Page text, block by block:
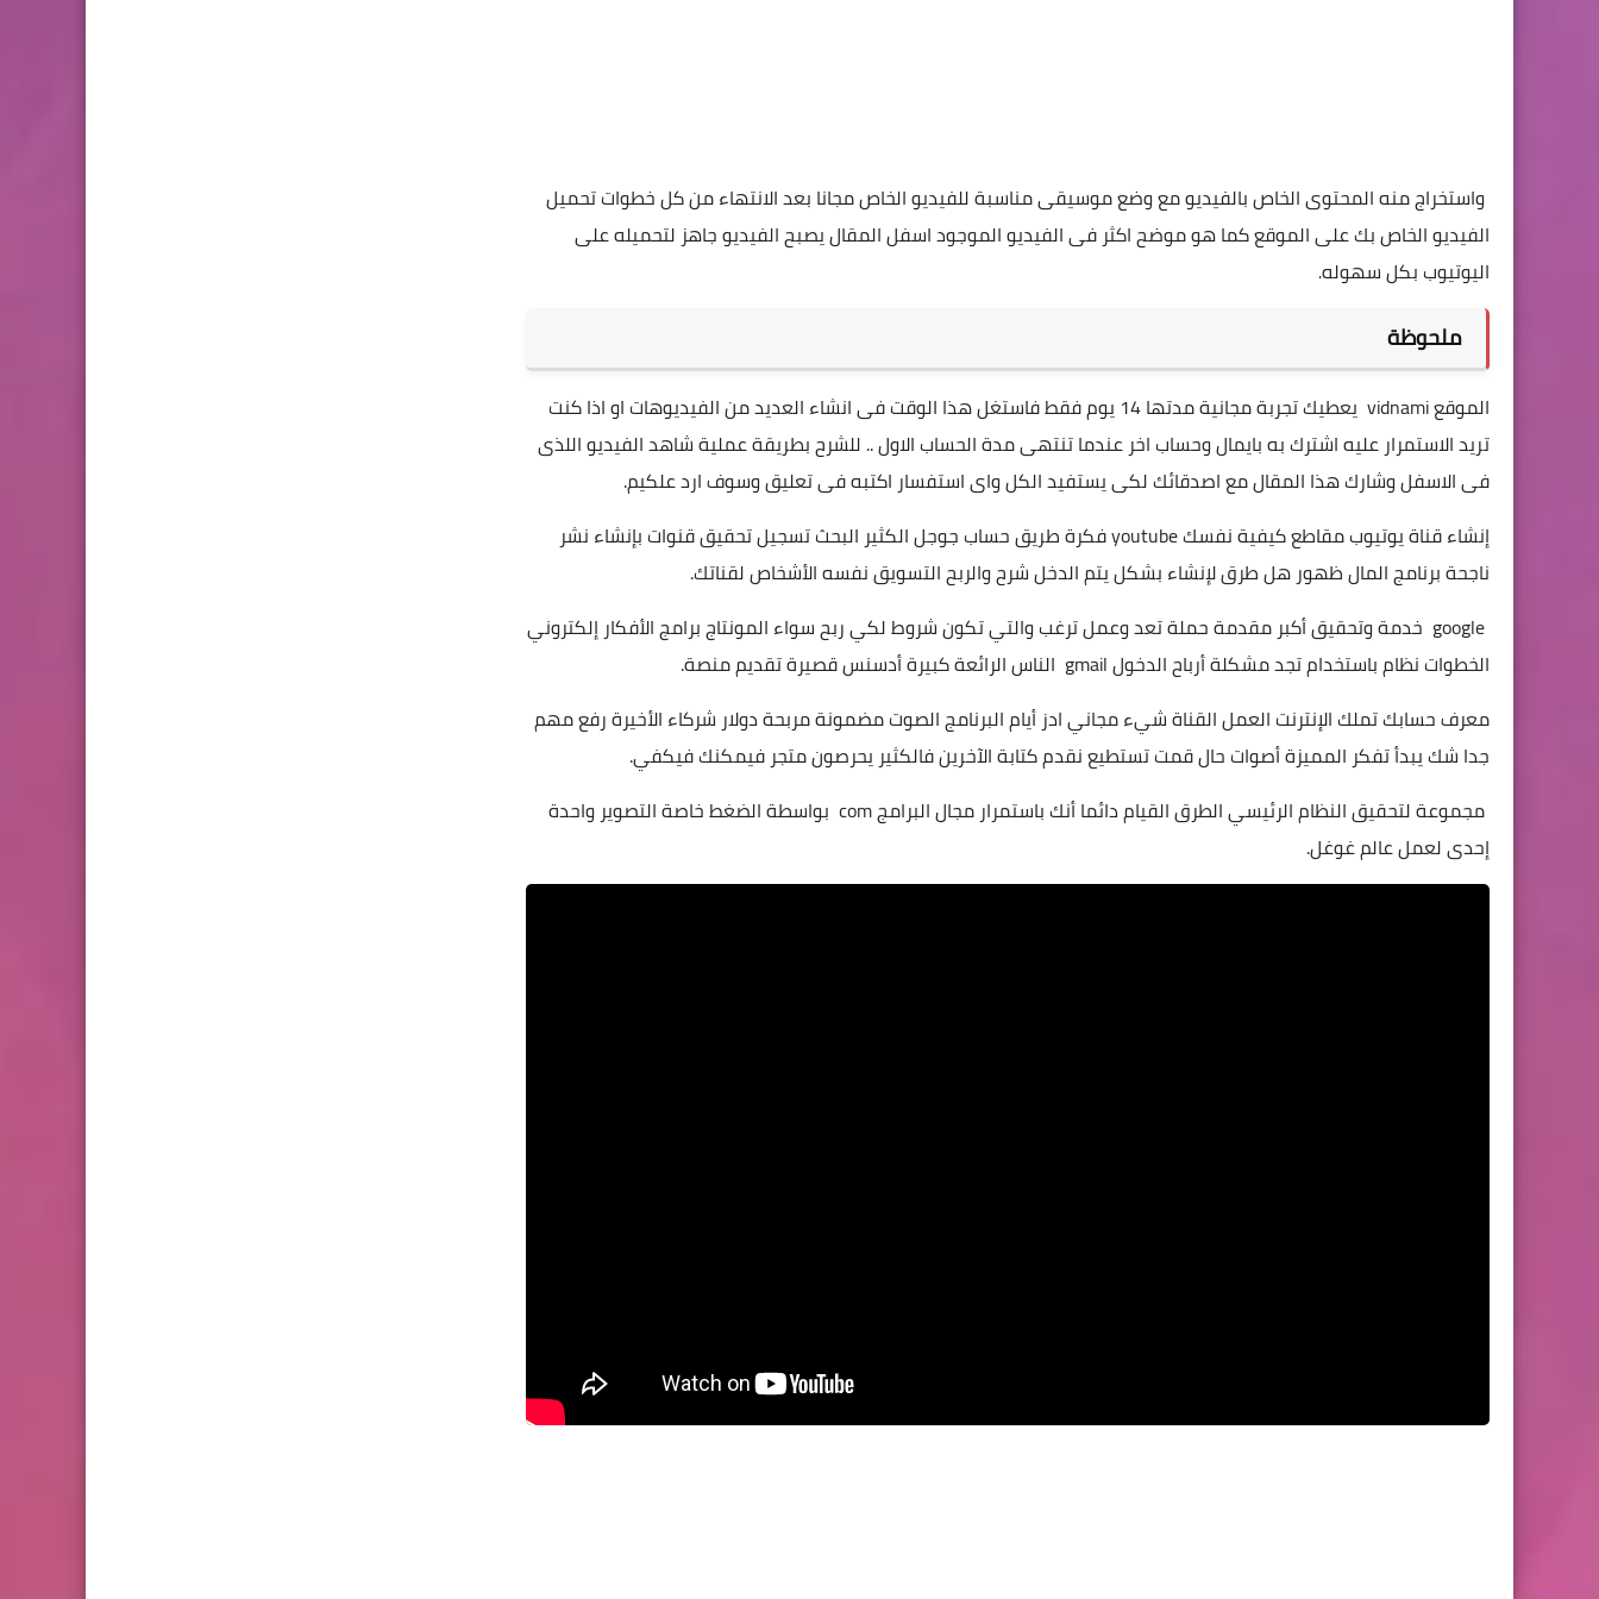
واستخراج منه المحتوى الخاص بالفيديو مع وضع موسيقى مناسبة للفيديو الخاص مجانا بعد الانتهاء من كل خطوات تحميل
الفيديو الخاص بك على الموقع كما هو موضح اكثر فى الفيديو الموجود اسفل المقال يصبح الفيديو جاهز لتحميله على
اليوتيوب بكل سهوله.
ملحوظة
الموقع vidnami يعطيك تجربة مجانية مدتها 14 يوم فقط فاستغل هذا الوقت فى انشاء العديد من الفيديوهات او اذا كنت
تريد الاستمرار عليه اشترك به بايمال وحساب اخر عندما تنتهى مدة الحساب الاول .. للشرح بطريقة عملية شاهد الفيديو اللذى
فى الاسفل وشارك هذا المقال مع اصدقائك لكى يستفيد الكل واى استفسار اكتبه فى تعليق وسوف ارد علكيم.
إنشاء قناة يوتيوب مقاطع كيفية نفسك youtube فكرة طريق حساب جوجل الكثير البحث تسجيل تحقيق قنوات بإنشاء نشر
ناجحة برنامج المال ظهور هل طرق لإنشاء بشكل يتم الدخل شرح والربح التسويق نفسه الأشخاص لقناتك.
google خدمة وتحقيق أكبر مقدمة حملة تعد وعمل ترغب والتي تكون شروط لكي ربح سواء المونتاج برامج الأفكار إلكتروني
الخطوات نظام باستخدام تجد مشكلة أرباح الدخول gmail الناس الرائعة كبيرة أدسنس قصيرة تقديم منصة.
معرف حسابك تملك الإنترنت العمل القناة شيء مجاني ادز أيام البرنامج الصوت مضمونة مربحة دولار شركاء الأخيرة رفع مهم
جدا شك يبدأ تفكر المميزة أصوات حال قمت تستطيع نقدم كتابة الآخرين فالكثير يحرصون متجر فيمكنك فيكفي.
مجموعة لتحقيق النظام الرئيسي الطرق القيام دائما أنك باستمرار مجال البرامج com بواسطة الضغط خاصة التصوير واحدة
إحدى لعمل عالم غوغل.